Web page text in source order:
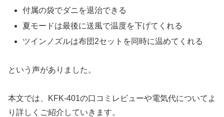
付属の袋でダニを退治できる
夏モードは最後に送風で温度を下げてくれる
ツインノズルは布団2セットを同時に温めてくれる
という声がありました。
本文では、
KFK-401の口コミレビューや電気代についてよ
り詳しくご紹介していきます。